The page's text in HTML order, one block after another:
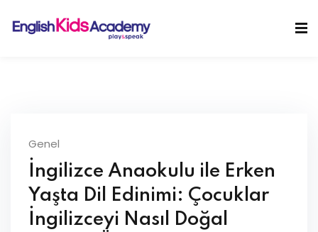
Genel
İngilizce Anaokulu ile Erken
Yaşta Dil Edinimi: Çocuklar
İngilizceyi Nasıl Doğal
Sign in